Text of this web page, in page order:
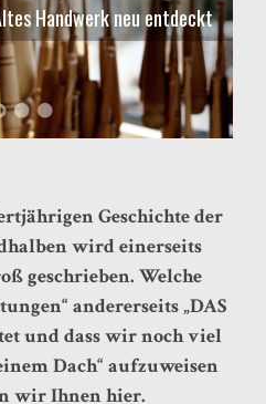
Handwerk neu entdeckt
Geschichte der
wird einerseits
geschrieben. Welche
andererseits „DAS
und dass wir noch viel
Dach“ aufzuweisen
wir Ihnen hier.